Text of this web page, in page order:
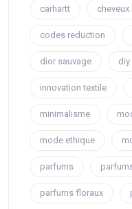
carhartt
codes reduction
dior sauvage diy
innovation textile
minimalisme
mode ethique
parfums
parfums floraux